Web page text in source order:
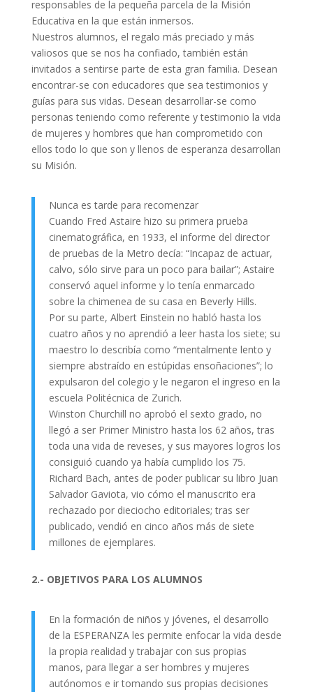
responsables de la pequeña parcela de la Misión
Educativa en la que están inmersos.
Nuestros alumnos, el regalo más preciado y más
valiosos que se nos ha confiado, también están
invitados a sentirse parte de esta gran familia. Desean
encontrar-se con educadores que sea testimonios y
guías para sus vidas. Desean desarrollar-se como
personas teniendo como referente y testimonio la vida
de mujeres y hombres que han comprometido con
ellos todo lo que son y llenos de esperanza desarrollan
su Misión.
Nunca es tarde para recomenzar
Cuando Fred Astaire hizo su primera prueba
cinematográfica, en 1933, el informe del director
de pruebas de la Metro decía: “Incapaz de actuar,
calvo, sólo sirve para un poco para bailar”; Astaire
conservó aquel informe y lo tenía enmarcado
sobre la chimenea de su casa en Beverly Hills.
Por su parte, Albert Einstein no habló hasta los
cuatro años y no aprendió a leer hasta los siete; su
maestro lo describía como “mentalmente lento y
siempre abstraído en estúpidas ensoñaciones”; lo
expulsaron del colegio y le negaron el ingreso en la
escuela Politécnica de Zurich.
Winston Churchill no aprobó el sexto grado, no
llegó a ser Primer Ministro hasta los 62 años, tras
toda una vida de reveses, y sus mayores logros los
consiguió cuando ya había cumplido los 75.
Richard Bach, antes de poder publicar su libro Juan
Salvador Gaviota, vio cómo el manuscrito era
rechazado por dieciocho editoriales; tras ser
publicado, vendió en cinco años más de siete
millones de ejemplares.
2.- OBJETIVOS PARA LOS ALUMNOS
En la formación de niños y jóvenes, el desarrollo
de la ESPERANZA les permite enfocar la vida desde
la propia realidad y trabajar con sus propias
manos, para llegar a ser hombres y mujeres
autónomos e ir tomando sus propias decisiones